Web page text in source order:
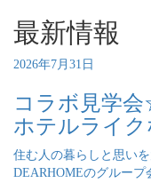
最新情報
2026年7月31日
コラボ見学
ホテルライ
住む人の暮らしと思い
DEARHOMEのグルー